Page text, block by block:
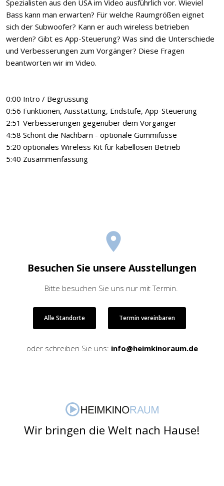
Spezialisten aus den USA im Video ausführlich vor. Wieviel
Bass kann man erwarten? Für welche Raumgrößen eignet
sich der Subwoofer? Kann er auch wireless betrieben
werden? Gibt es App-Steuerung? Was sind die Unterschiede
und Verbesserungen zum Vorgänger? Diese Fragen
beantworten wir im Video.
0:00 Intro / Begrüssung
0:56 Funktionen, Ausstattung, Endstufe, App-Steuerung
2:51 Verbesserungen gegenüber dem Vorgänger
4:58 Schont die Nachbarn - optionale Gummifüsse
5:20 optionales Wireless Kit für kabellosen Betrieb
5:40 Zusammenfassung
Besuchen Sie unsere Ausstellungen
Bitte besuchen Sie uns nur mit Termin.
Alle Standorte Termin vereinbaren
oder schreiben Sie uns: info@heimkinoraum.de
Wir bringen die Welt nach Hause!